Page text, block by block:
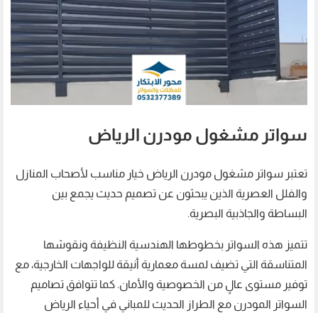
سواتر مشغول مودرن الرياض
تعتبر سواتر مشغول مودرن الرياض خيار مناسب لأصحاب المنازل
والفلل العصرية الذين يبحثون عن تصميم حديث يجمع بين
البساطة والجاذبية البصرية.
تتميز هذه السواتر بخطوطها الهندسية النظيفة ونقوشها
المتناسقة التي تضيف لمسة معمارية أنيقة للواجهات الخارجية، مع
توفير مستوى عالٍ من الخصوصية والأمان. كما تتوافق تصاميم
السواتر المودرن مع الطراز الحديث للمباني في أحياء الرياض